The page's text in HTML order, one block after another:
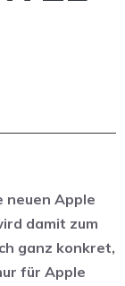
neuen Apple
damit zum
ganz konkret,
für Apple